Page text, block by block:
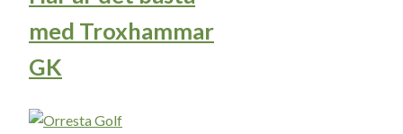
med Troxhammar
GK